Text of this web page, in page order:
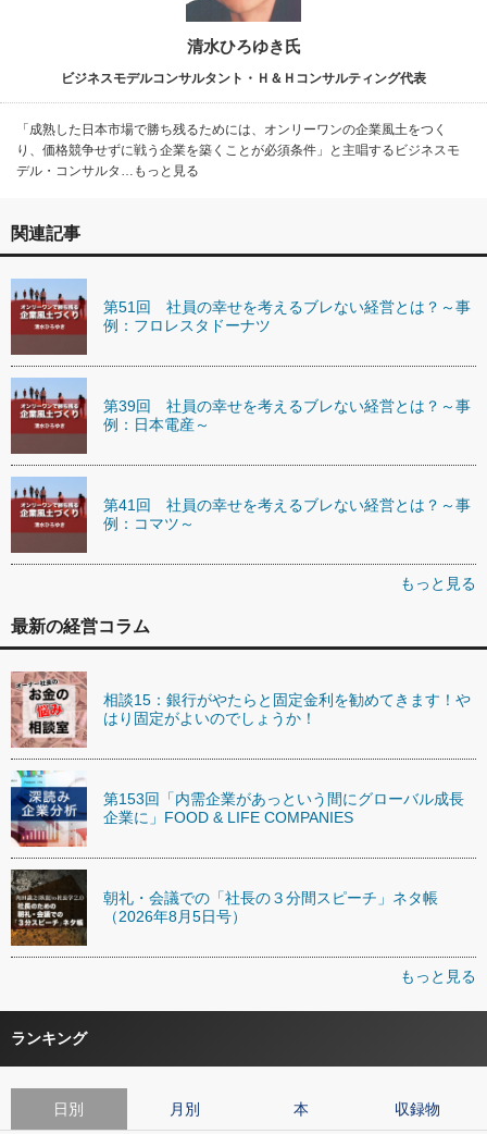
清水ひろゆき氏
ビジネスモデルコンサルタント・Ｈ＆Ｈコンサルティング代表
「成熟した日本市場で勝ち残るためには、オンリーワンの企業風土をつく
り、価格競争せずに戦う企業を築くことが必須条件」と主唱するビジネスモ
デル・コンサルタ…もっと見る
関連記事
第51回 社員の幸せを考えるブレない経営とは？～事
例：フロレスタドーナツ
第39回 社員の幸せを考えるブレない経営とは？～事
例：日本電産～
第41回 社員の幸せを考えるブレない経営とは？～事
例：コマツ～
もっと見る
最新の経営コラム
相談15：銀行がやたらと固定金利を勧めてきます！や
はり固定がよいのでしょうか！
第153回「内需企業があっという間にグローバル成長
企業に」FOOD & LIFE COMPANIES
朝礼・会議での「社長の３分間スピーチ」ネタ帳
（2026年8月5日号）
もっと見る
ランキング
日別 月別 本 収録物